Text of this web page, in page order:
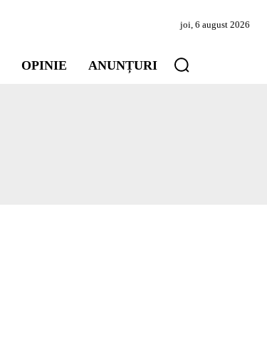
joi, 6 august 2026
OPINIE ANUNȚURI